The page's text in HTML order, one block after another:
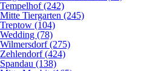
Tempelhof (242)
Mitte Tiergarten (245)
Treptow (104)
Wedding (78)
Wilmersdorf (275)
Zehlendorf (424)
Spandau (138)